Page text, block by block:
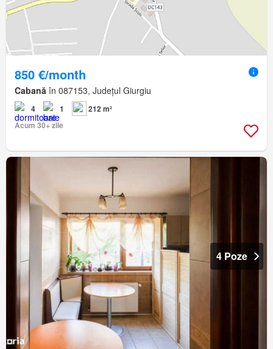
850 €/month
Cabană în 087153, Județul Giurgiu
4 1
212 m²
Acum 30+ zile
4 Poze